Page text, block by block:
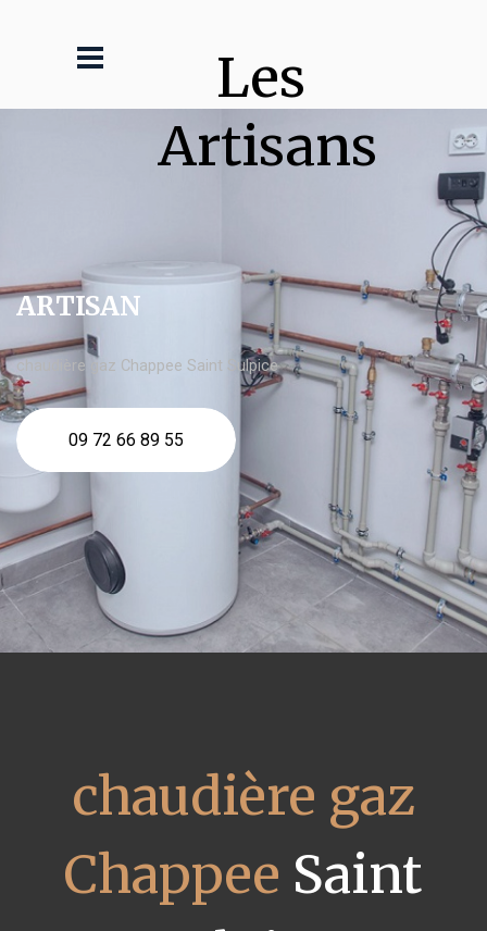
Les
Artisans
ARTISAN
chaudière gaz Chappee Saint Sulpice
09 72 66 89 55
chaudière gaz
Chappee Saint